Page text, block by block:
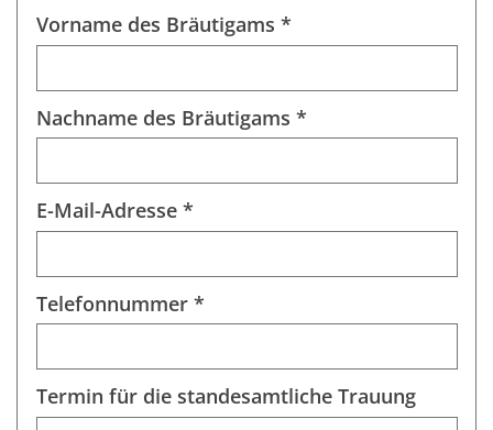
Vorname des Bräutigams *
Nachname des Bräutigams *
E-Mail-Adresse *
Telefonnummer *
Termin für die standesamtliche Trauung